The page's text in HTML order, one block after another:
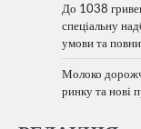
До 1038
спеціальну
умови та
Молоко
ринку та нові